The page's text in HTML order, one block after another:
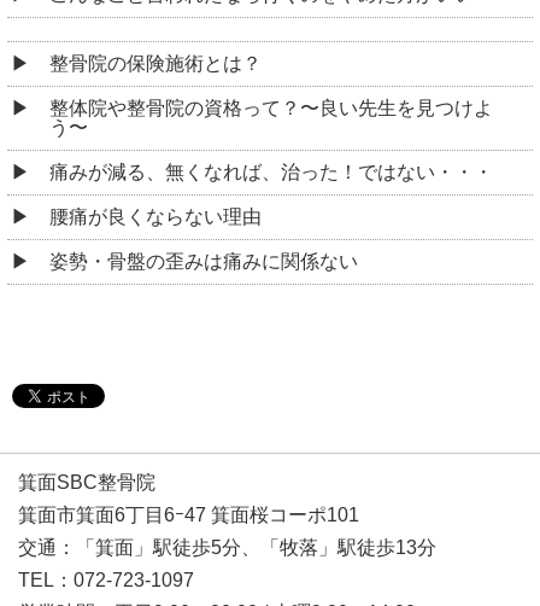
整骨院の保険施術とは？
整体院や整骨院の資格って？〜良い先生を見つけよ
う〜
痛みが減る、無くなれば、治った！ではない・・・
腰痛が良くならない理由
姿勢・骨盤の歪みは痛みに関係ない
箕面SBC整骨院
箕面市箕面6丁目6ｰ47 箕面桜コーポ101
交通：「箕面」駅徒歩5分、「牧落」駅徒歩13分
TEL：072-723-1097